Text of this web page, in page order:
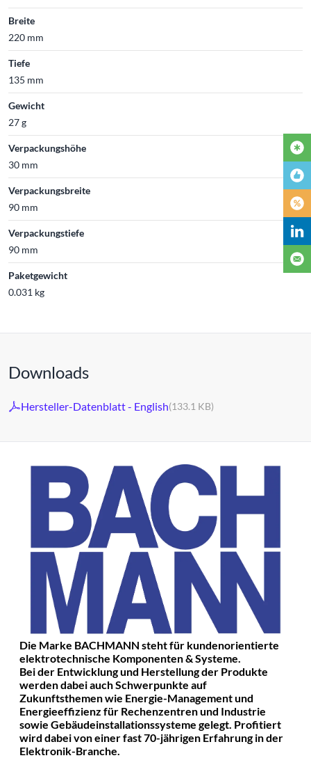
Breite
220 mm
Tiefe
135 mm
Gewicht
27 g
Verpackungshöhe
30 mm
Verpackungsbreite
90 mm
Verpackungstiefe
90 mm
Paketgewicht
0.031 kg
Downloads
Hersteller-Datenblatt - English(133.1 KB)
Die Marke BACHMANN steht für kundenorientierte
elektrotechnische Komponenten & Systeme.
Bei der Entwicklung und Herstellung der Produkte
werden dabei auch Schwerpunkte auf
Zukunftsthemen wie Energie-Management und
Energieeffizienz für Rechenzentren und Industrie
sowie Gebäudeinstallationssysteme gelegt. Profitiert
wird dabei von einer fast 70-jährigen Erfahrung in der
Elektronik-Branche.